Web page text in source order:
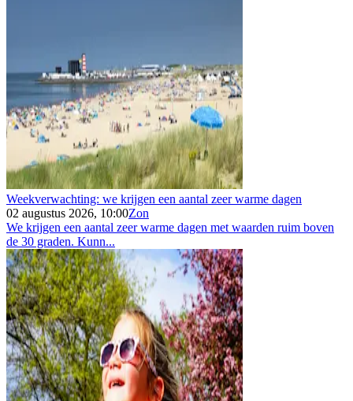
Weekverwachting: we krijgen een aantal zeer warme dagen
02 augustus 2026, 10:00Zon
We krijgen een aantal zeer warme dagen met waarden ruim boven
de 30 graden. Kunn...